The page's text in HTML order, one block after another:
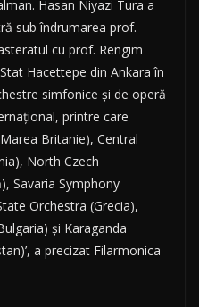
Hasan Niyazi Tura a
sub îndrumarea prof.
cu prof. Rengim
Hacettepe din Ankara în
simfonice și de operă
printre care
Britanie), Central
North Czech
Savaria Symphony
Orchestra (Grecia),
și Karaganda
a precizat Filarmonica